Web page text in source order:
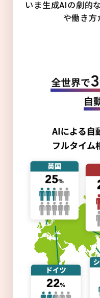
いま生成AIの劇的
や働き方